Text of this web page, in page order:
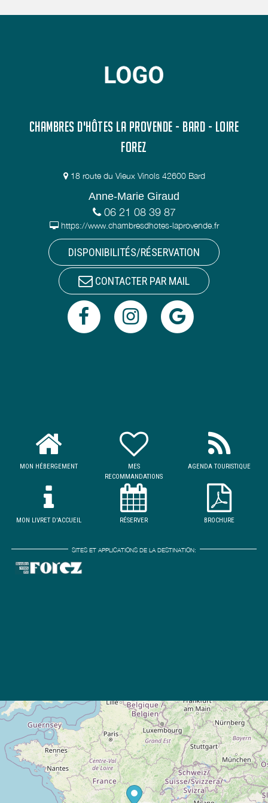
CHAMBRES D'HÔTES LA PROVENDE - BARD - LOIRE
FOREZ
18 route du Vieux Vinols 42600 Bard
Anne-Marie Giraud
06 21 08 39 87
https://www.chambresdhotes-laprovende.fr
DISPONIBILITÉS/RÉSERVATION
CONTACTER PAR MAIL
MON HÉBERGEMENT
MES
RECOMMANDATIONS
AGENDA TOURISTIQUE
MON LIVRET D'ACCUEIL RÉSERVER BROCHURE
SITES ET APPLICATIONS DE LA DESTINATION: